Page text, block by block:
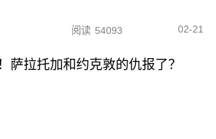
阅读 54093 02-21
萨拉托加和约克敦的仇报了？